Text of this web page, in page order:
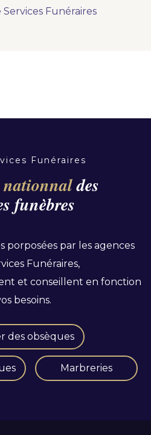
ou d'un article en
Services Funéraires
Funéraires
nationnaldes
funèbres
porposées par les agences
Funéraires,
et conseillent en fonction
besoins.
des obsèques
Marbreries